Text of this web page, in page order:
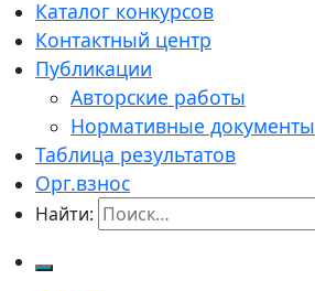
Каталог конкурсов
Контактный центр
Публикации
Авторские работы
Нормативные документы
Таблица результатов
Орг.взнос
Найти: